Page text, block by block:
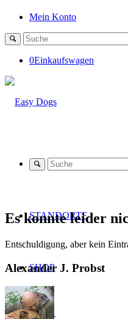
Mein Konto
0Einkaufswagen
STANDORTE
SHOP
Es konnte leider
Entschuldigung, aber kein
Alexander J. Probst